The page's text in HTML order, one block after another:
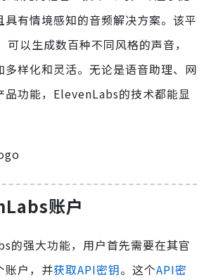
具有情境感知的音频解决方案。该平
可以生成数百种不同风格的声音，
多样化和灵活。无论是语音助理、网
品功能，ElevenLabs的技术都能显
账户
的强大功能，用户首先需要在其官
账户，并获取API密钥。这个API密